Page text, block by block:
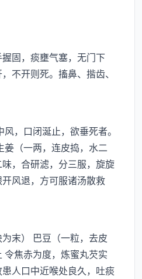
固，痰壅气塞，无门下
不开则死。搐鼻、揩齿、
，口闭涎止，欲垂死者。
（一两，连皮捣，水二
，合研滤，分三服，旋旋
风退，方可服诸汤散救
末） 巴豆（一粒，去皮
令焦赤为度，炼蜜丸芡实
人口中近喉处良久，吐痰